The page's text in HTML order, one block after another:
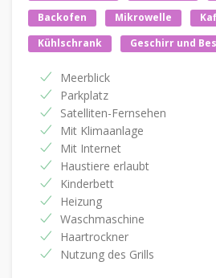
Backofen
Mikrowelle
Kühlschrank
Geschirr und
Meerblick
Parkplatz
Satelliten-Fernsehen
Mit Klimaanlage
Mit Internet
Haustiere erlaubt
Kinderbett
Heizung
Waschmaschine
Haartrockner
Nutzung des Grills